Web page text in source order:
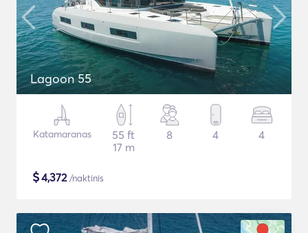
Lagoon 55
Katamaranas
55 ft
17 m
8 4 4
$4,372/naktinis